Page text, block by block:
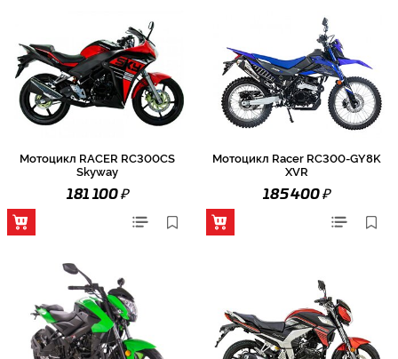
Мотоцикл RACER RC300CS
Skyway
181 100₽
Мотоцикл Racer RC300-GY8K
XVR
185 400₽